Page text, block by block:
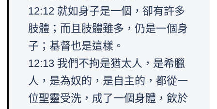
12:12 就如身子是一個，卻有許多
肢體；而且肢體雖多，仍是一個身
子；基督也是這樣。
12:13 我們不拘是猶太人，是希臘
人，是為奴的，是自主的，都從一
位聖靈受洗，成了一個身體，飲於